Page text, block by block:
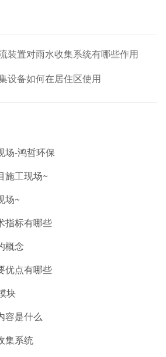
装置对雨水收集系统有哪些作用
设备如何在居住区使用
场-鸿哲环保
施工现场~
场~
指标有哪些
概念
优点有哪些
块
容是什么
集系统